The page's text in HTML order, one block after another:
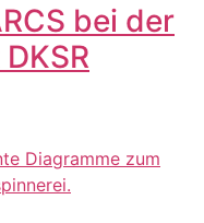
bei der